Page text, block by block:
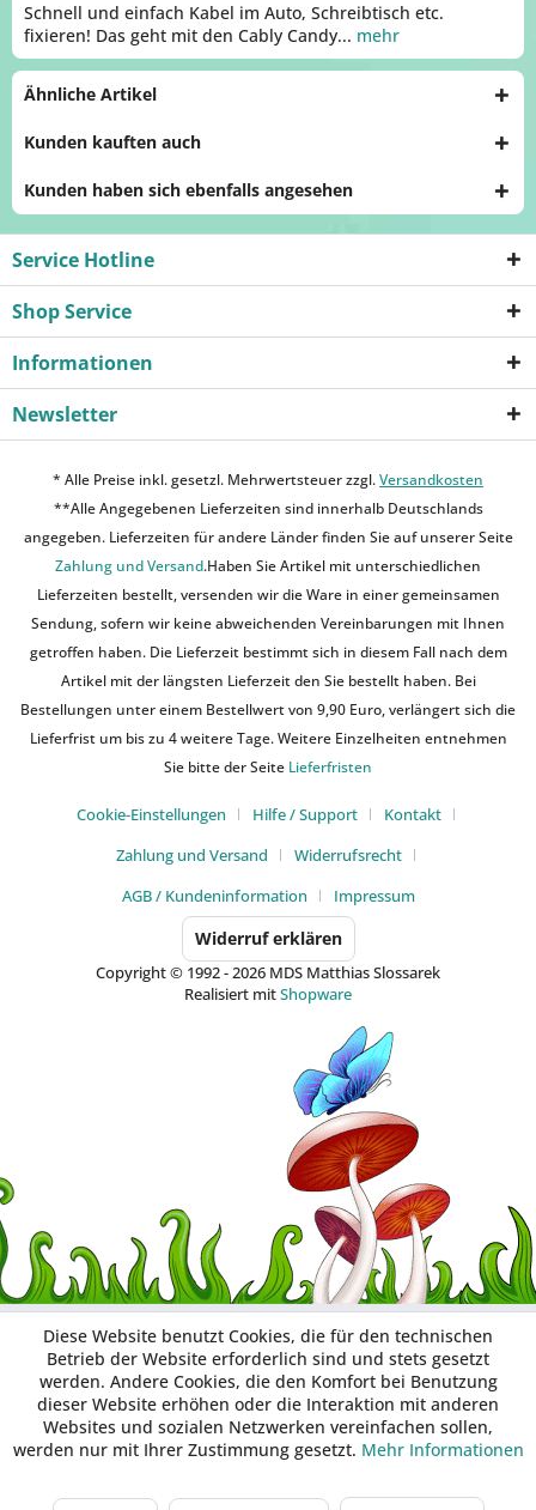
Schnell und einfach Kabel im Auto, Schreibtisch etc.
fixieren! Das geht mit den Cably Candy... mehr
Ähnliche Artikel
Kunden kauften auch
Kunden haben sich ebenfalls angesehen
Service Hotline
Shop Service
Informationen
Newsletter
* Alle Preise inkl. gesetzl. Mehrwertsteuer zzgl.Versandkosten
**Alle Angegebenen Lieferzeiten sind innerhalb Deutschlands
angegeben. Lieferzeiten für andere Länder finden Sie auf unserer Seite
Zahlung und Versand.Haben Sie Artikel mit unterschiedlichen
Lieferzeiten bestellt, versenden wir die Ware in einer gemeinsamen
Sendung, sofern wir keine abweichenden Vereinbarungen mit Ihnen
getroffen haben. Die Lieferzeit bestimmt sich in diesem Fall nach dem
Artikel mit der längsten Lieferzeit den Sie bestellt haben. Bei
Bestellungen unter einem Bestellwert von 9,90 Euro, verlängert sich die
Lieferfrist um bis zu 4 weitere Tage. Weitere Einzelheiten entnehmen
Sie bitte der Seite Lieferfristen
Cookie-Einstellungen Hilfe / Support
Kontakt
Zahlung und Versand
Widerrufsrecht
AGB / Kundeninformation
Impressum
Widerruf erklären
Copyright © 1992 - 2026 MDS Matthias Slossarek
Realisiert mitShopware
Diese Website benutzt Cookies, die für den technischen
Betrieb der Website erforderlich sind und stets gesetzt
werden. Andere Cookies, die den Komfort bei Benutzung
dieser Website erhöhen oder die Interaktion mit anderen
Websites und sozialen Netzwerken vereinfachen sollen,
werden nur mit Ihrer Zustimmung gesetzt. Mehr Informationen